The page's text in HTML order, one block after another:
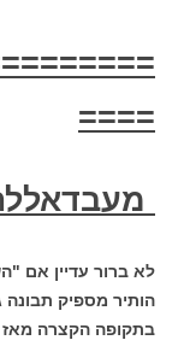
====
לא ברור עדיין אם
הותיר מספיק תבונה
בתקופה הקצרה